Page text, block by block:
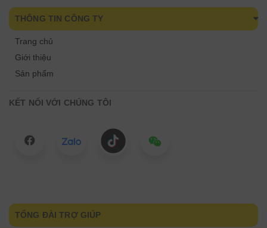
THÔNG TIN CÔNG TY
Trang chủ
Giới thiệu
Sản phẩm
KẾT NỐI VỚI CHÚNG TÔI
TỔNG ĐÀI TRỢ GIÚP